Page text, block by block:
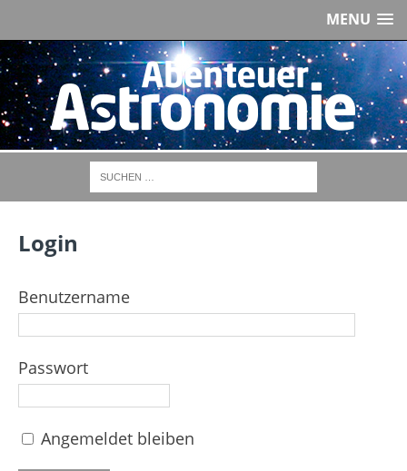
MENU
Login
Benutzername
Passwort
Angemeldet bleiben